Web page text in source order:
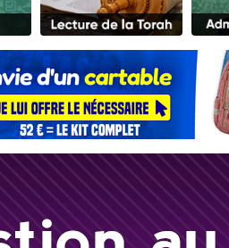
de nous rejoindre sur WhatsApp
dans Torah-Box Music
viennent de faire un don pour Tsédaka :
radio : Visions de grandeur n°104 : Le
de demander une bénédiction
pour étudier en groupe sur Zoom
son Maasser
donner son Maasser
viennent de faire un don pour 5 enfants